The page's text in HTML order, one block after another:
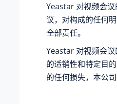
Yeastar 对视频会
议，对构成的任何
全部责任。
Yeastar 对视频会
的适销性和特定目
的任何损失，本公